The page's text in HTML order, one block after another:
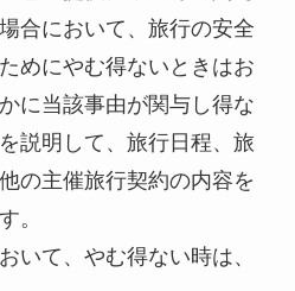
合において、旅行の安全
めにやむ得ないときはお
に当該事由が関与し得な
説明して、旅行日程、旅
の主催旅行契約の内容を
。
いて、やむ得ない時は、